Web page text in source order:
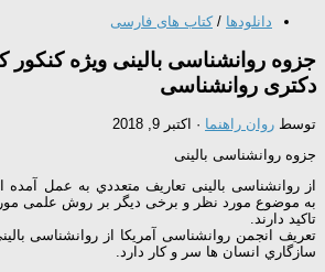
دانلودها / کتاب های فارسی
جزوه روانشناسی بالینی ویژه
دکتری روانشناسی
توسط روان راهنما · اکتبر 9, 2018
جزوه روانشناسی بالینی
از روانشناسی بالینی تعاریف متعددي به عمل
به موضوع مورد نظر و برخی دیگر بر روش علمی
تاکید دارند.
تعریف انجمن روانشناسی آمریکا از روانشناسی
سازگاري انسان ها سر و کار دارد.